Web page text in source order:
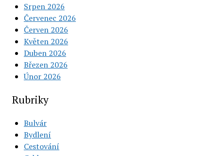
Srpen 2026
Červenec 2026
Červen 2026
Květen 2026
Duben 2026
Březen 2026
Únor 2026
Rubriky
Bulvár
Bydlení
Cestování